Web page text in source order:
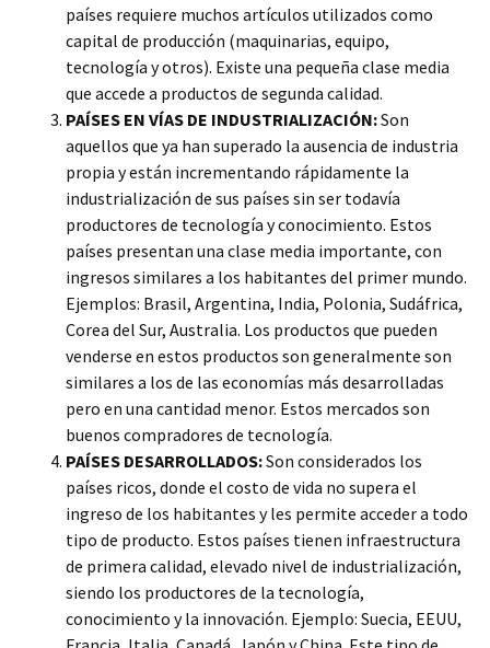
países requiere muchos artículos utilizados como
capital de producción (maquinarias, equipo,
tecnología y otros). Existe una pequeña clase media
que accede a productos de segunda calidad.
PAÍSES EN VÍAS DE INDUSTRIALIZACIÓN:Son
aquellos que ya han superado la ausencia de industria
propia y están incrementando rápidamente la
industrialización de sus países sin ser todavía
productores de tecnología y conocimiento. Estos
países presentan una clase media importante, con
ingresos similares a los habitantes del primer mundo.
Ejemplos: Brasil, Argentina, India, Polonia, Sudáfrica,
Corea del Sur, Australia. Los productos que pueden
venderse en estos productos son generalmente son
similares a los de las economías más desarrolladas
pero en una cantidad menor. Estos mercados son
buenos compradores de tecnología.
PAÍSES DESARROLLADOS:Son considerados los
países ricos, donde el costo de vida no supera el
ingreso de los habitantes y les permite acceder a todo
tipo de producto. Estos países tienen infraestructura
de primera calidad, elevado nivel de industrialización,
siendo los productores de la tecnología,
conocimiento y la innovación. Ejemplo: Suecia, EEUU,